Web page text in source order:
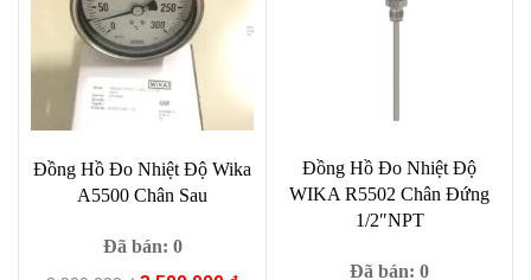
Đồng Hồ Đo Nhiệt Độ Wika
A5500 Chân Sau
Đã bán: 0
Đồng Hồ Đo Nhiệt Độ
WIKA R5502 Chân Đứng
1/2″NPT
Đã bán: 0